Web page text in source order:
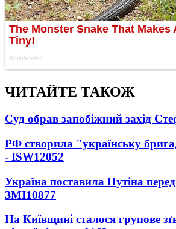
ЧИТАЙТЕ ТАКОЖ
Суд обрав запобіжний захід
РФ створила "українську
- ISW12052
Україна поставила Путіна
ЗМІ10877
На Київщині сталося групове